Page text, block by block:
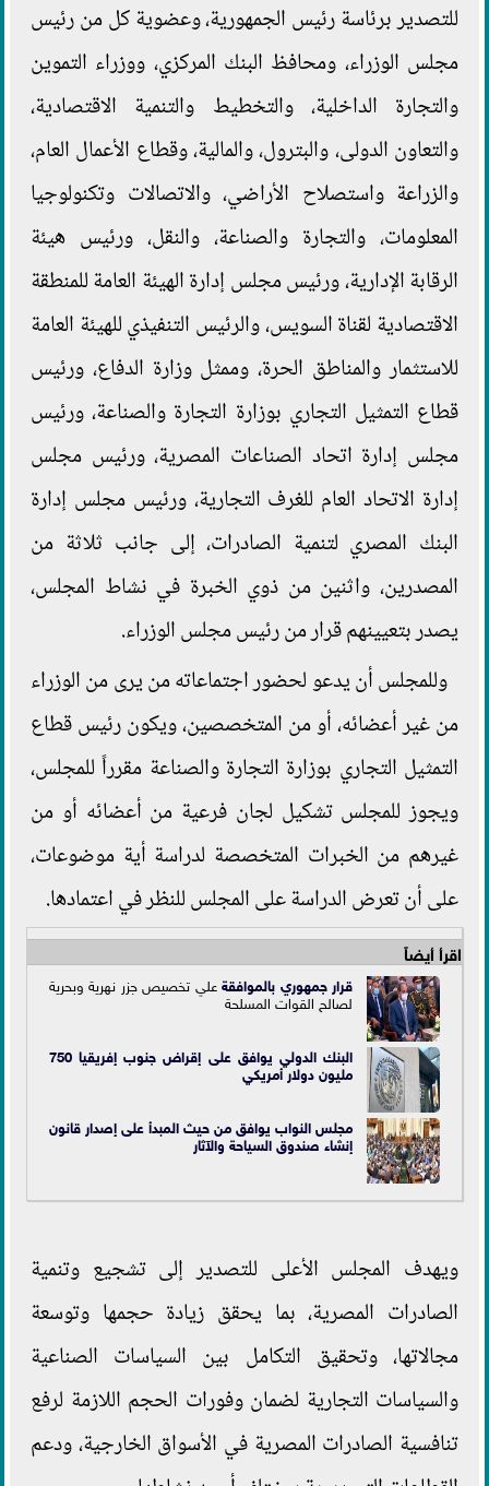
للتصدير برئاسة رئيس الجمهورية، وعضوية كل من رئيس
مجلس الوزراء، ومحافظ البنك المركزي، ووزراء التموين
والتجارة الداخلية، والتخطيط والتنمية الاقتصادية،
والتعاون الدولى، والبترول، والمالية، وقطاع الأعمال العام،
والزراعة واستصلاح الأراضي، والاتصالات وتكنولوجيا
المعلومات، والتجارة والصناعة، والنقل، ورئيس هيئة
الرقابة الإدارية، ورئيس مجلس إدارة الهيئة العامة للمنطقة
الاقتصادية لقناة السويس، والرئيس التنفيذي للهيئة العامة
للاستثمار والمناطق الحرة، وممثل وزارة الدفاع، ورئيس
قطاع التمثيل التجاري بوزارة التجارة والصناعة، ورئيس
مجلس إدارة اتحاد الصناعات المصرية، ورئيس مجلس
إدارة الاتحاد العام للغرف التجارية، ورئيس مجلس إدارة
البنك المصري لتنمية الصادرات، إلى جانب ثلاثة من
المصدرين، واثنين من ذوي الخبرة في نشاط المجلس،
يصدر بتعيينهم قرار من رئيس مجلس الوزراء.
وللمجلس أن يدعو لحضور اجتماعاته من يرى من الوزراء
من غير أعضائه، أو من المتخصصين، ويكون رئيس قطاع
التمثيل التجاري بوزارة التجارة والصناعة مقرراً للمجلس،
ويجوز للمجلس تشكيل لجان فرعية من أعضائه أو من
غيرهم من الخبرات المتخصصة لدراسة أية موضوعات،
على أن تعرض الدراسة على المجلس للنظر في اعتمادها.
اقرأ أيضاً
قرار جمهوري بالموافقةعلي تخصيص جزر نهرية وبحرية
لصالح القوات المسلحة
البنك الدولي يوافق على إقراض جنوب إفريقيا 750
مليون دولار أمريكي
مجلس النواب يوافق من حيث المبدأ على إصدار قانون
إنشاء صندوق السياحة والآثار
ويهدف المجلس الأعلى للتصدير إلى تشجيع وتنمية
الصادرات المصرية، بما يحقق زيادة حجمها وتوسعة
مجالاتها، وتحقيق التكامل بين السياسات الصناعية
والسياسات التجارية لضمان وفورات الحجم اللازمة لرفع
تنافسية الصادرات المصرية في الأسواق الخارجية، ودعم